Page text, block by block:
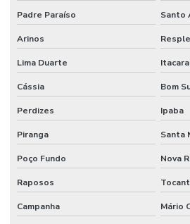
Padre Paraíso Santo
Arinos
Lima Duarte
Cássia Bom
Perdizes Ipaba
Piranga Santa
Poço Fundo Nova
Raposos
Campanha Mário